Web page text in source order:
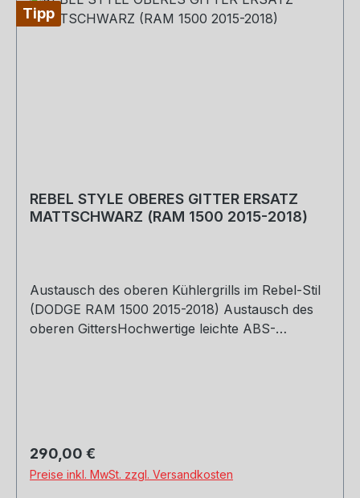
Tipp
REBEL STYLE OBERES GITTER ERSATZ
MATTSCHWARZ (RAM 1500 2015-2018)
Austausch des oberen Kühlergrills im Rebel-Stil
(DODGE RAM 1500 2015-2018) Austausch des
oberen GittersHochwertige leichte ABS-
Regulärer Preis:
290,00 €
Preise inkl. MwSt. zzgl. Versandkosten